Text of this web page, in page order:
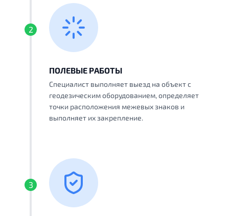
2
ПОЛЕВЫЕ РАБОТЫ
Специалист выполняет выезд на объект с
геодезическим оборудованием, определяет
точки расположения межевых знаков и
выполняет их закрепление.
3